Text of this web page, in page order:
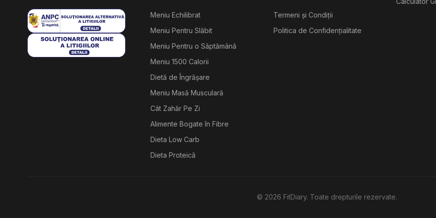
Meniu Echilibrat
Meniu Pentru Slăbit
Meniu Pentru o Săptămână
Meniu 1500 Calorii
Dietă de Îngrășare
Meniu Masă Musculară
Cât Zahăr Pe Zi
Alimente Bogate în Fibre
Dieta Low Carb
Dieta Proteică
Termeni și Condiții
Politica de Confidențialitate
© 2026 FitDiary. Toate drepturile rezervate.